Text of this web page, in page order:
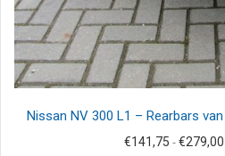
Nissan NV 300 L1 – Rearbars van
€141,75 - €279,00